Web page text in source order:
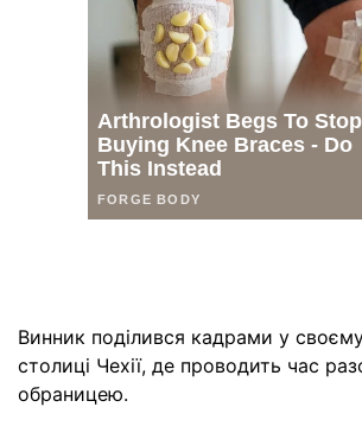
Винник поділився кадрами у
столиці Чехії, де проводить час
обраницею.